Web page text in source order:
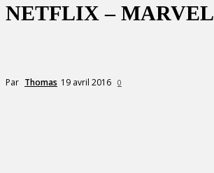
NETFLIX – MARVEL
Par Thomas 19 avril 2016 0